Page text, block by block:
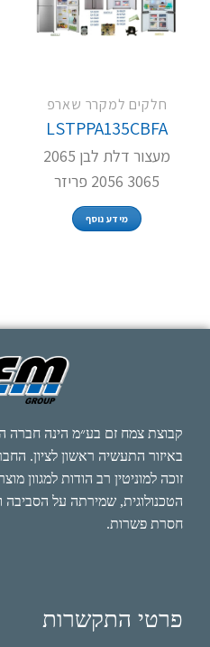
חלקים למקרר שארפ
LSTPPA135CBFA
מעצור דלת לבן 2065
3065 2056 פריזר
מידע נוסף
קבוצת צמח זם בע״מ הינה חברה
זוכה למוניטין רב הודות למגוון
הטכנולוגית, שמירתה על
חסרת פשרות.
פרטי התקשרות